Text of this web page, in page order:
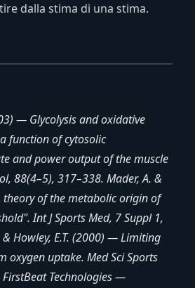
dalla stima di una stima.
— Glycolysis and oxidative
function of cytosolic
and power output of the muscle
88(4–5), 317–338. Mader, A. &
of the metabolic origin of
Int J Sports Med, 7 Suppl 1,
& Howley, E.T. (2000) — Limiting
oxygen uptake. Med Sci Sports
FirstBeat Technologies —